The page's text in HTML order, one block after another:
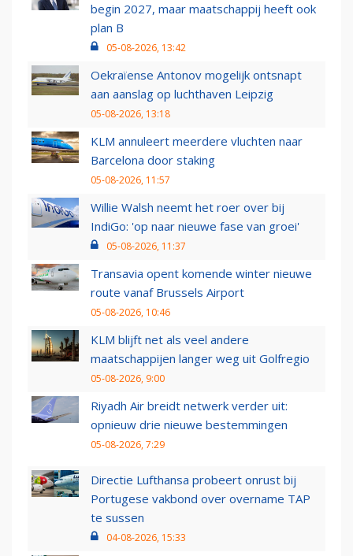
begin 2027, maar maatschappij heeft ook
plan B
05-08-2026, 13:42
Oekraïense Antonov mogelijk ontsnapt
aan aanslag op luchthaven Leipzig
05-08-2026, 13:18
KLM annuleert meerdere vluchten naar
Barcelona door staking
05-08-2026, 11:57
Willie Walsh neemt het roer over bij
IndiGo: 'op naar nieuwe fase van groei'
05-08-2026, 11:37
Transavia opent komende winter nieuwe
route vanaf Brussels Airport
05-08-2026, 10:46
KLM blijft net als veel andere
maatschappijen langer weg uit Golfregio
05-08-2026, 9:00
Riyadh Air breidt netwerk verder uit:
opnieuw drie nieuwe bestemmingen
05-08-2026, 7:29
Directie Lufthansa probeert onrust bij
Portugese vakbond over overname TAP
te sussen
04-08-2026, 15:33